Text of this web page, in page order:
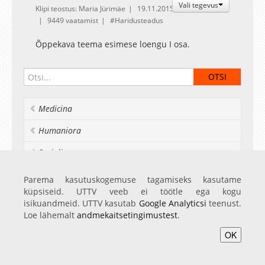
Vali tegevus
Klipi teostus: Maria Jürimäe
19.11.2015
9449 vaatamist
Haridusteadus
Õppekava teema esimese loengu I osa.
Medicina
Humaniora
Socialia
Realia et naturalia
Ülikoolist veel
Parema kasutuskogemuse tagamiseks kasutame
küpsiseid. UTTV veeb ei töötle ega kogu
isikuandmeid. UTTV kasutab Google Analyticsi teenust.
Loe lähemalt andmekaitsetingimustest.
OK